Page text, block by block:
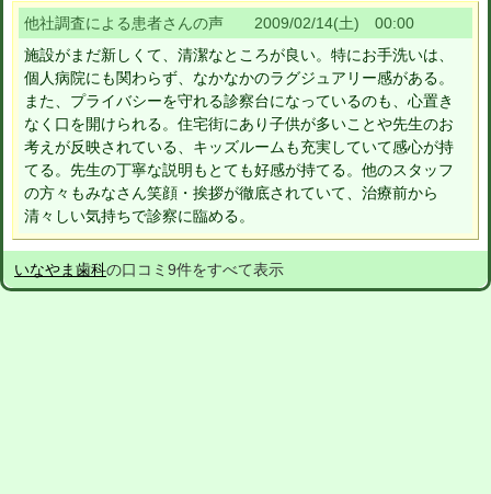
他社調査による患者さんの声 2009/02/14(土) 00:00
施設がまだ新しくて、清潔なところが良い。特にお手洗いは、
個人病院にも関わらず、なかなかのラグジュアリー感がある。
また、プライバシーを守れる診察台になっているのも、心置き
なく口を開けられる。住宅街にあり子供が多いことや先生のお
考えが反映されている、キッズルームも充実していて感心が持
てる。先生の丁寧な説明もとても好感が持てる。他のスタッフ
の方々もみなさん笑顔・挨拶が徹底されていて、治療前から
清々しい気持ちで診察に臨める。
いなやま歯科の口コミ9件をすべて表示